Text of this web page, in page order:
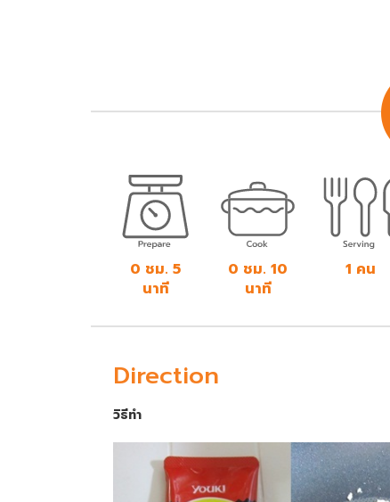
0 ชม. 5
นาที
0 ชม. 10
นาที
1 คน
Direction
วิธีทำ